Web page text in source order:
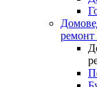
ремонт